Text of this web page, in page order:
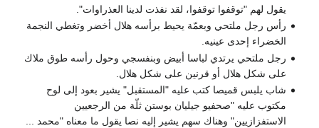
يقول لهم "توقفوا توقفوا، لقد نفذت لدينا العذراوات".
رأس رجل ملتحي وبعمّة يحيط برأسه هلال أخضر وتغطي النجمة
الخضراء إحدى عينيه.
رجل ملتحي يرتدي لباسا أبيض وبنفسجي وحول رأسه طوق ملاك
على شكل هلال أو قرنين على شكل هلال.
شاب يلبس قميصا كتب عليه "المستقبل" يشير بعود إلى لوح
مكتوب عليه "صحفيو جيليان بوستن ثلّة من الرجعيين
الاستفزازيين" وهناك سهم يشير إليه نصا يقول ما معناه "محمد ...